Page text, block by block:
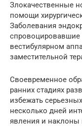
Злокачественные
помощи
Заболевания
спровоцировавшие
вестибулярном
заместительной
Своевременное
ранних стадиях
избежать
несколько дней
явления и наклоны